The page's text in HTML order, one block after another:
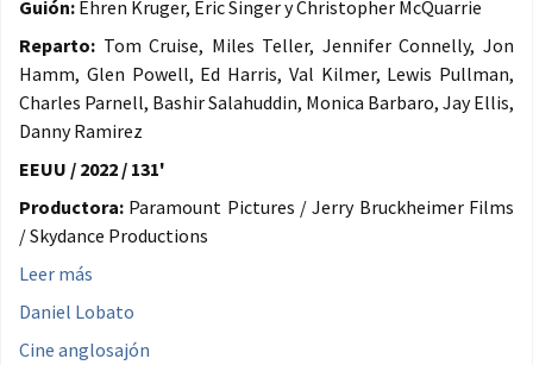
Guión: Ehren Kruger, Eric Singer y Christopher McQuarrie
Reparto: Tom Cruise, Miles Teller, Jennifer Connelly, Jon
Hamm, Glen Powell, Ed Harris, Val Kilmer, Lewis Pullman,
Charles Parnell, Bashir Salahuddin, Monica Barbaro, Jay Ellis,
Danny Ramirez
EEUU / 2022 / 131'
Productora: Paramount Pictures / Jerry Bruckheimer Films
/ Skydance Productions
Leer más
Daniel Lobato
Cine anglosajón